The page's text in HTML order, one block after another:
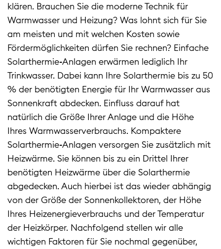
klären. Brauchen Sie die moderne Technik für
Warmwasser und Heizung? Was lohnt sich für Sie
am meisten und mit welchen Kosten sowie
Fördermöglichkeiten dürfen Sie rechnen? Einfache
Solarthermie-Anlagen erwärmen lediglich Ihr
Trinkwasser. Dabei kann Ihre Solarthermie bis zu 50
% der benötigten Energie für Ihr Warmwasser aus
Sonnenkraft abdecken. Einfluss darauf hat
natürlich die Größe Ihrer Anlage und die Höhe
Ihres Warmwasserverbrauchs. Kompaktere
Solarthermie-Anlagen versorgen Sie zusätzlich mit
Heizwärme. Sie können bis zu ein Drittel Ihrer
benötigten Heizwärme über die Solarthermie
abgedecken. Auch hierbei ist das wieder abhängig
von der Größe der Sonnenkollektoren, der Höhe
Ihres Heizenergieverbrauchs und der Temperatur
der Heizkörper. Nachfolgend stellen wir alle
wichtigen Faktoren für Sie nochmal gegenüber,